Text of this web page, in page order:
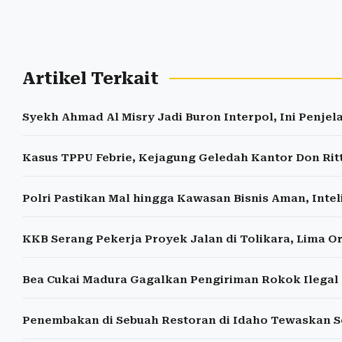
Artikel Terkait
Syekh Ahmad Al Misry Jadi Buron Interpol, Ini
Kasus TPPU Febrie, Kejagung Geledah Kantor Don
Polri Pastikan Mal hingga Kawasan Bisnis Aman,
KKB Serang Pekerja Proyek Jalan di Tolikara, Lima
Bea Cukai Madura Gagalkan Pengiriman Rokok
Penembakan di Sebuah Restoran di Idaho Tewaskan